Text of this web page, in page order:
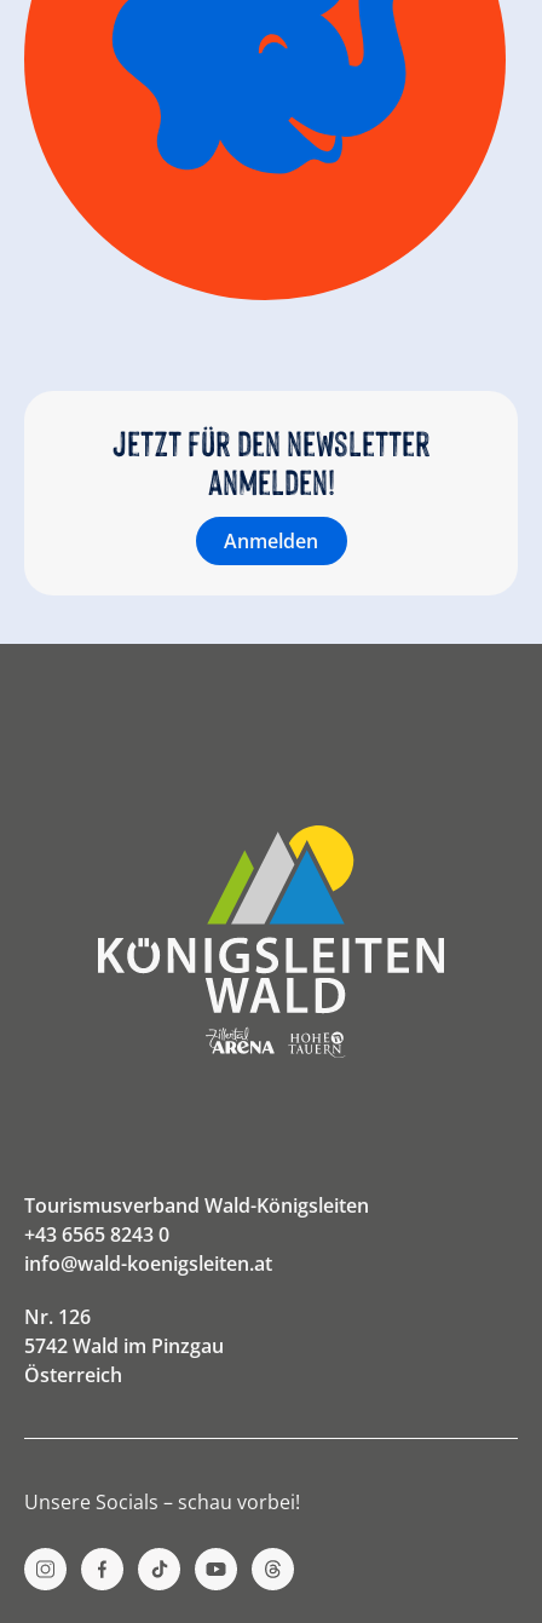
Jetzt für den newsletter
anmelden!
Anmelden
Tourismusverband Wald-Königsleiten
+43 6565 8243 0
info@wald-koenigsleiten.at
Nr. 126
5742 Wald im Pinzgau
Österreich
Unsere Socials – schau vorbei!